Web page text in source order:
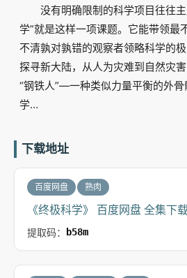
没有明确限制的科学项目往往
学”就是这样一项课题。它能带领最
不清孰对孰错的观察者领略科学的
探寻新大陆，从人为灾难到自然灾
“钢铁人”—一种类似力量平衡的外
学…
下载地址
百度网盘 熟肉
《终极科学》 百度网盘 全集下
提取码： b58m